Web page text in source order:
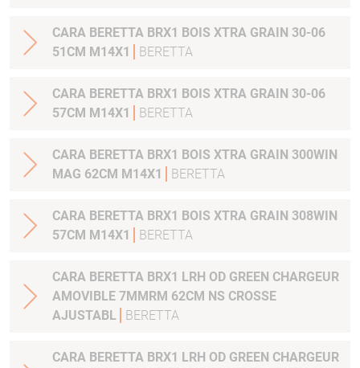
CARA BERETTA BRX1 BOIS XTRA GRAIN 30-06
51CM M14X1
BERETTA
CARA BERETTA BRX1 BOIS XTRA GRAIN 30-06
57CM M14X1
BERETTA
CARA BERETTA BRX1 BOIS XTRA GRAIN 300WIN
MAG 62CM M14X1
BERETTA
CARA BERETTA BRX1 BOIS XTRA GRAIN 308WIN
57CM M14X1
BERETTA
CARA BERETTA BRX1 LRH OD GREEN CHARGEUR
AMOVIBLE 7MMRM 62CM NS CROSSE
AJUSTABL
BERETTA
CARA BERETTA BRX1 LRH OD GREEN CHARGEUR